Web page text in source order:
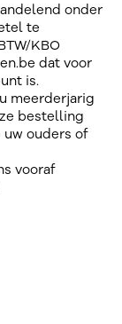
onder
te
KBO
dat voor
is.
meerderjarig
bestelling
ouders of
vooraf